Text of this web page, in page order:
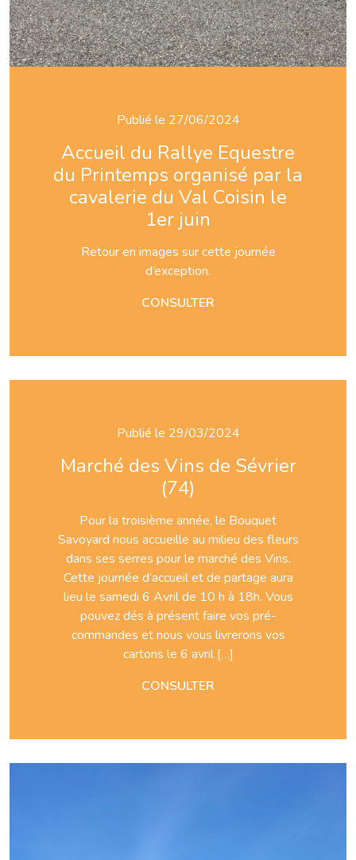
Publié le 27/06/2024
Accueil du Rallye Equestre
du Printemps organisé par la
cavalerie du Val Coisin le
1er juin
Retour en images sur cette journée
d’exception.
CONSULTER
Publié le 29/03/2024
Marché des Vins de Sévrier
(74)
Pour la troisième année, le Bouquet
Savoyard nous accueille au milieu des fleurs
dans ses serres pour le marché des Vins.
Cette journée d’accueil et de partage aura
lieu le samedi 6 Avril de 10 h à 18h. Vous
pouvez dés à présent faire vos pré-
commandes et nous vous livrerons vos
cartons le 6 avril […]
CONSULTER